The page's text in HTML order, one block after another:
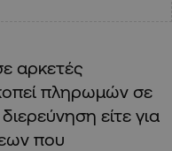
αρκετές
πληρωμών σε
είτε για
που